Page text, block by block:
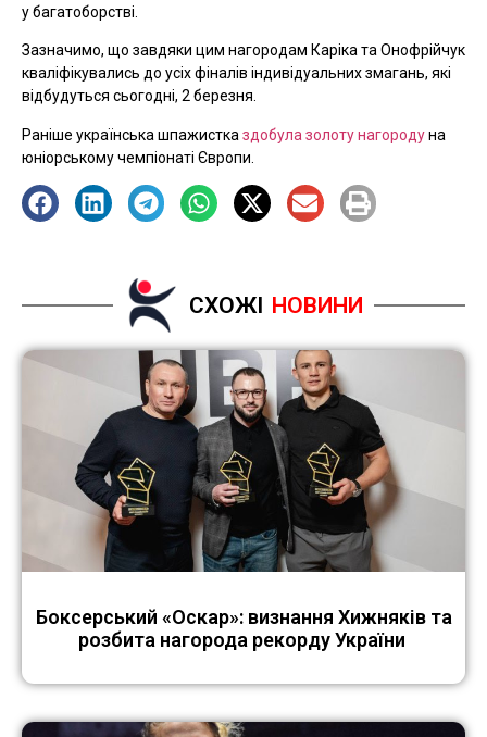
у багатоборстві.
Зазначимо, що завдяки цим нагородам Каріка та Онофрійчук
кваліфікувались до усіх фіналів індивідуальних змагань, які
відбудуться сьогодні, 2 березня.
Раніше українська шпажистка здобула золоту нагородуна
юніорському чемпіонаті Європи.
СХОЖІ НОВИНИ
Боксерський «Оскар»: визнання Хижняків та
розбита нагорода рекорду України